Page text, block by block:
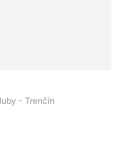
- Trenčín